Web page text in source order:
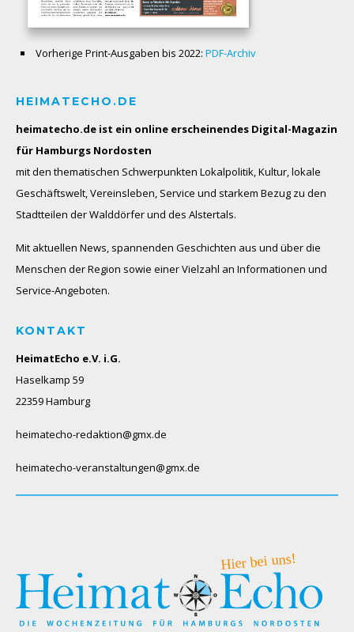
Vorherige Print-Ausgaben bis 2022: PDF-Archiv
HEIMATECHO.DE
heimatecho.de ist ein online erscheinendes Digital-Magazin
für Hamburgs Nordosten
mit den thematischen Schwerpunkten Lokalpolitik, Kultur, lokale
Geschäftswelt, Vereinsleben, Service und starkem Bezug zu den
Stadtteilen der Walddörfer und des Alstertals.
Mit aktuellen News, spannenden Geschichten aus und über die
Menschen der Region sowie einer Vielzahl an Informationen und
Service-Angeboten.
KONTAKT
HeimatEcho e.V. i.G.
Haselkamp 59
22359 Hamburg
heimatecho-redaktion@gmx.de
heimatecho-veranstaltungen@gmx.de